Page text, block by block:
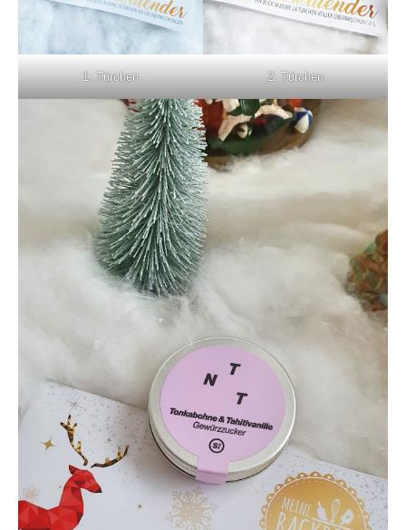
1. Türchen 2. Türchen